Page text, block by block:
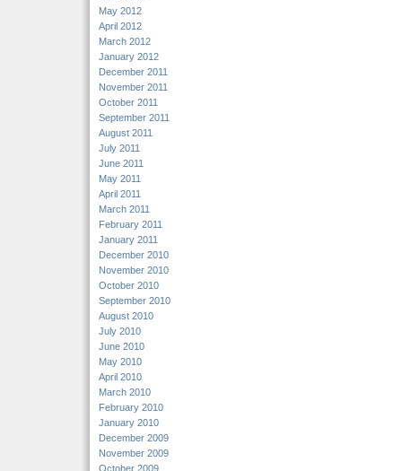
May 2012
April 2012
March 2012
January 2012
December 2011
November 2011
October 2011
September 2011
August 2011
July 2011
June 2011
May 2011
April 2011
March 2011
February 2011
January 2011
December 2010
November 2010
October 2010
September 2010
August 2010
July 2010
June 2010
May 2010
April 2010
March 2010
February 2010
January 2010
December 2009
November 2009
October 2009